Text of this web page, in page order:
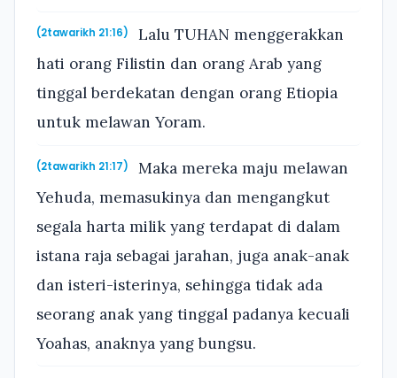
(2tawarikh 21:16)
Lalu TUHAN menggerakkan
hati orang Filistin dan orang Arab yang
tinggal berdekatan dengan orang Etiopia
untuk melawan Yoram.
(2tawarikh 21:17)
Maka mereka maju melawan
Yehuda, memasukinya dan mengangkut
segala harta milik yang terdapat di dalam
istana raja sebagai jarahan, juga anak-anak
dan isteri-isterinya, sehingga tidak ada
seorang anak yang tinggal padanya kecuali
Yoahas, anaknya yang bungsu.